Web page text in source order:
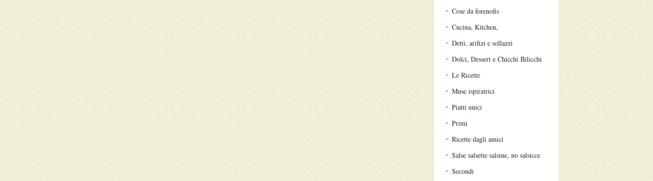
Cose da forenofis
Cucina, Kitchen,
Detti, arifizi e sollazzi
Dolci, Dessert e Chicchi Bilicchi
Le Ricette
Muse ispiratrici
Piatti unici
Primi
Ricette dagli amici
Salse salsette salsine, no salsicce
Secondi